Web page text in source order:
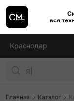
вся
Краснодар
Главная Каталог